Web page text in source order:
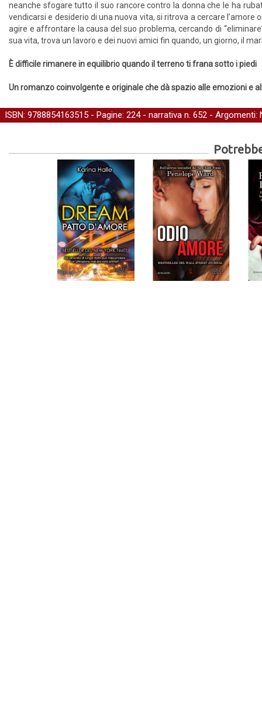
neanche sfogare tutto il suo rancore contro la donna che le ha
vendicarsi e desiderio di una nuova vita, si ritrova a cercare
agire e affrontare la causa del suo problema, cercando di
sua vita, trova un lavoro e dei nuovi amici fin quando, un giorno, il
È difficile rimanere in equilibrio quando il terreno ti frana sotto i piedi
Un romanzo coinvolgente e originale che dà spazio alle emozioni e
ISBN: 9788854163515 - Pagine: 224 - narrativa n. 652 - Argomenti: